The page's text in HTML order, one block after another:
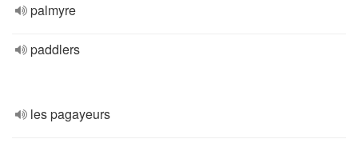
palmyre
paddlers
les pagayeurs